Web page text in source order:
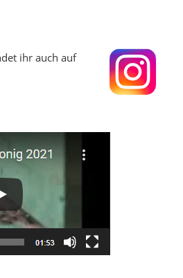
ihr auch auf